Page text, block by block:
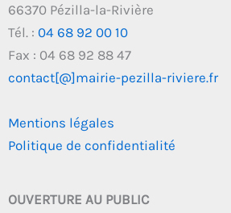
66370 Pézilla-la-Rivière
Tél. : 04 68 92 00 10
Fax : 04 68 92 88 47
contact[@]mairie-pezilla-riviere.fr
Mentions légales
Politique de confidentialité
OUVERTURE AU PUBLIC